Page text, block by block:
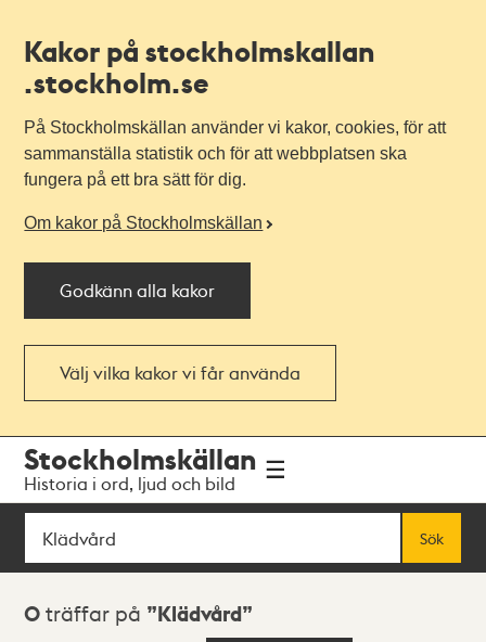
Kakor på stockholmskallan
.stockholm.se
På Stockholmskällan använder vi kakor, cookies, för att
sammanställa statistik och för att webbplatsen ska
fungera på ett bra sätt för dig.
Om kakor på Stockholmskällan
Godkänn alla kakor
Välj vilka kakor vi får använda
navigationen
huvudinnehållet
Stockholmskällan
Historia i ord, ljud och bild
Sök
Sök
Sökresultat
0 träffar på Klädvård